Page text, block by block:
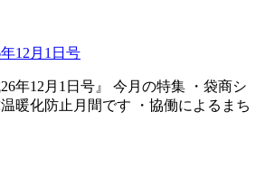
12月1日号
年12月1日号』 今月の特集 ・袋商シ
暖化防止月間です ・協働によるまち